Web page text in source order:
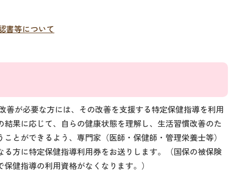
書等について
善が必要な方には、その改善を支援する特定保健指導を利用
結果に応じて、自らの健康状態を理解し、生活習慣改善のた
とができるよう、専門家（医師・保健師・管理栄養士等）
る方に特定保健指導利用券をお送りします。（国保の被保険
健指導の利用資格がなくなります。）